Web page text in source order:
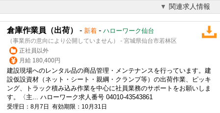
関連求人情報
倉庫作業員（出荷） - 新着 - ハローワーク仙台
（事業所の意向により公開していません） - 宮城県仙台市若林区
正社員以外
月給 180,400円
建設現場へのレンタル品の商品管理・メンテナンスを行っています。 建
設仮設資材（ネット・シート・親綱・クランプ等）の出荷作業、ピッキ
ング、トラック積み込み作業を中心に社員業務のサポートをお願いしま
す。〈主... ハローワーク求人番号 04010-43543861
受理日：8月7日 有効期限：10月31日